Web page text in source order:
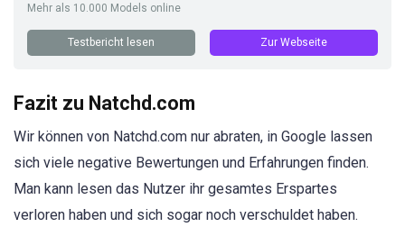
Mehr als 10.000 Models online
Testbericht lesen Zur Webseite
Fazit zu Natchd.com
Wir können von Natchd.com nur abraten, in Google lassen
sich viele negative Bewertungen und Erfahrungen finden.
Man kann lesen das Nutzer ihr gesamtes Erspartes
verloren haben und sich sogar noch verschuldet haben.